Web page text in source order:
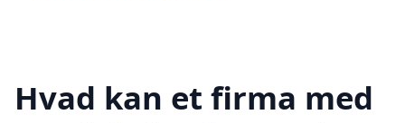
Hvad kan et firma med